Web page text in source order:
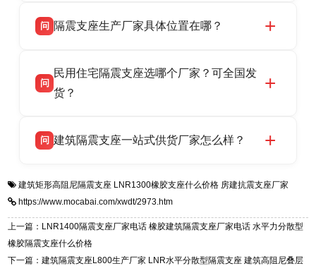
话：13323182312。
品资质齐全，每批次产品均配有正规第三方检测
货，厂家电话：13323182312，地址迎宾大街 9
号北方工业基地。
问 隔震支座生产厂家具体位置在哪？
高新区北方工业基地迎宾大街 9 号，是专业隔震
支座源头工厂，生产 LRB 铅芯、LNR 天然、
问
民用住宅隔震支座选哪个厂家？可全国发
货？
适用于民用住宅隔震工程，实体工厂现货充足，
震支座，电话：13323182312，地址：衡水高新
问 建筑隔震支座一站式供货厂家怎么样？
一站式供货厂家，拥有多年行业生产经验，国标
标准生产 LRB/LNR/HDR/FPS 全系列支座，资
质、检测报告完备，提供选型、深化、供货、安
装指导全套服务，厂址衡水高新区北方工业基地
迎宾大街 9 号，厂家电话：13323182312。
建筑矩形高阻尼隔震支座 LNR1300橡胶支座什么价格 房建抗震支座厂家
https://www.mocabai.com/xwdt/2973.htm
上一篇：LNR1400隔震支座厂家电话 橡胶建筑隔震支座厂家电话 水平力分散型
橡胶隔震支座什么价格
下一篇：建筑隔震支座L800生产厂家 LNR水平分散型隔震支座 建筑高阻尼叠层